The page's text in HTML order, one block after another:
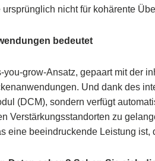
nicht für kohärente
bedeutet
grow-Ansatz, gepaart mit der
Und dank des
(DCM), sondern verfügt
Verstärkungsstandorten zu
eine beeindruckende Leistung